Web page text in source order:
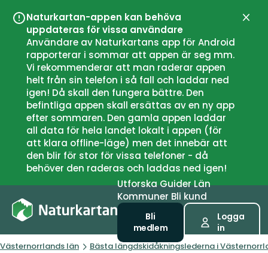
Naturkartan-appen kan behöva
uppdateras för vissa användare
Användare av Naturkartans app för Android
rapporterar i sommar att appen är seg mm.
Vi rekommenderar att man raderar appen
helt från sin telefon i så fall och laddar ned
igen! Då skall den fungera bättre. Den
befintliga appen skall ersättas av en ny app
efter sommaren. Den gamla appen laddar
all data för hela landet lokalt i appen (för
att klara offline-läge) men det innebär att
den blir för stor för vissa telefoner - då
behöver den raderas och laddas ned igen!
UtforskaGuiderLän
Kommuner Bli kund
Bli
medlem
Logga
in
Västernorrlands län Bästa längdskidåkningslederna i